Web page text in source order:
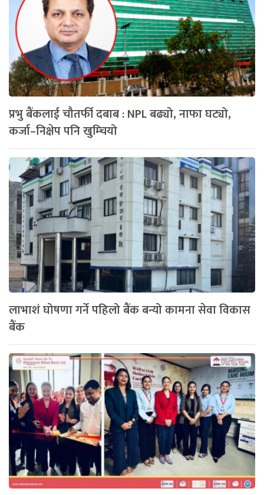
प्रभु बैंकलाई चौतर्फी दबाब : NPL बढ्यो, नाफा घट्यो,
कर्जा–निक्षेप पनि खुम्चियो
लाभाशं घोषणा गर्ने पहिलो बैंक बन्यो कामना सेवा विकास
बैंक